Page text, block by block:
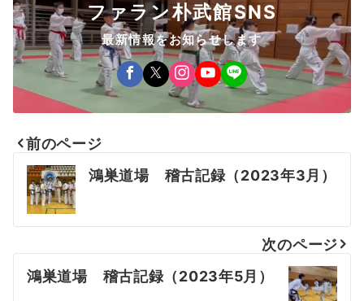
ファラン朴武館SNS
最新情報をお知らせします
投
稿
ナ
ビ
ゲ
前のページ
鴻巣道場 稽古記録（2023年3月）
次のページ
鴻巣道場 稽古記録（2023年5月）